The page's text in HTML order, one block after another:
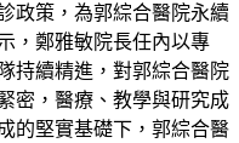
政策，為郭綜合醫院永續
，鄭雅敏院長任內以專
持續精進，對郭綜合醫院
密，醫療、教學與研究成
的堅實基礎下，郭綜合醫